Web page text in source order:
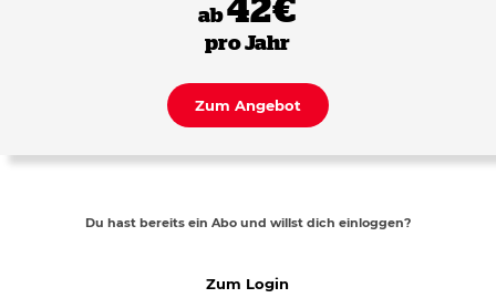
ab
pro Jahr
Zum Angebot
Du hast bereits ein Abo und willst dich einloggen?
Zum Login